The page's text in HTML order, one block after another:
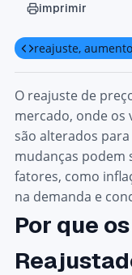
imprimir
reajuste,
O reajuste de
mercado, onde os
são alterados
mudanças podem
fatores, como
na demanda e
Por que